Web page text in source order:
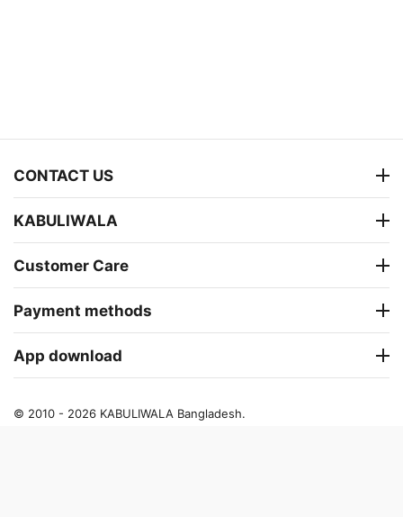
CONTACT US
KABULIWALA
Customer Care
Payment methods
App download
© 2010 - 2026 KABULIWALA Bangladesh.